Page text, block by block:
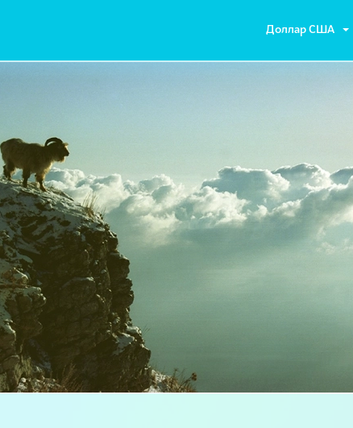
Доллар США